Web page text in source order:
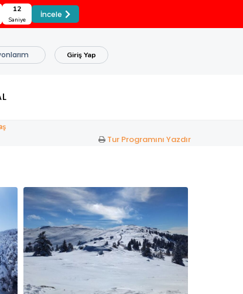
11
Saniye
İncele
Giriş Yap
Tur Programını Yazdır